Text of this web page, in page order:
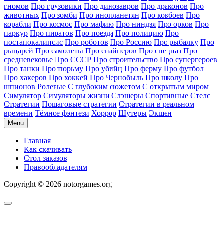
гномов Про грузовики Про динозавров Про драконов Про
животных Про зомби Про инопланетян Про ковбоев Про
корабли Про космос Про мафию Про ниндзя Про орков Про
паркур Про пиратов Про поезда Про полицию Про
постапокалипсис Про роботов Про Россию Про рыбалку Про
рыцарей Про самолеты Про снайперов Про спецназ Про
средневековье Про СССР Про строительство Про супергероев
Про танки Про тюрьму Про убийц Про ферму Про футбол
Про хакеров Про хоккей Про Чернобыль Про школу Про
шпионов Ролевые С глубоким сюжетом С открытым миром
Симулятор Симуляторы жизни Слэшеры Спортивные Стелс
Стратегии Пошаговые стратегии Стратегии в реальном
времени Тёмное фэнтези Хоррор Шутеры Экшен
Menu
Главная
Как скачивать
Стол заказов
Правообладателям
Copyright © 2026 notorgames.org
Scroll